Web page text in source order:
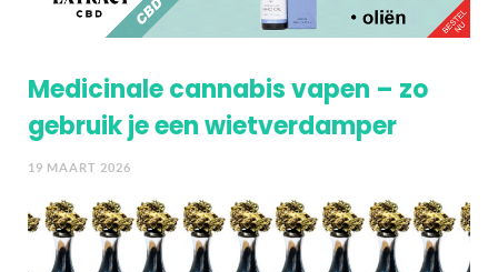
Medicinale cannabis vapen – zo
gebruik je een wietverdamper
19 MAART 2026